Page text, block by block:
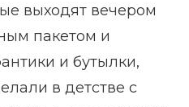
выходят вечером
пакетом и
и бутылки,
в детстве с